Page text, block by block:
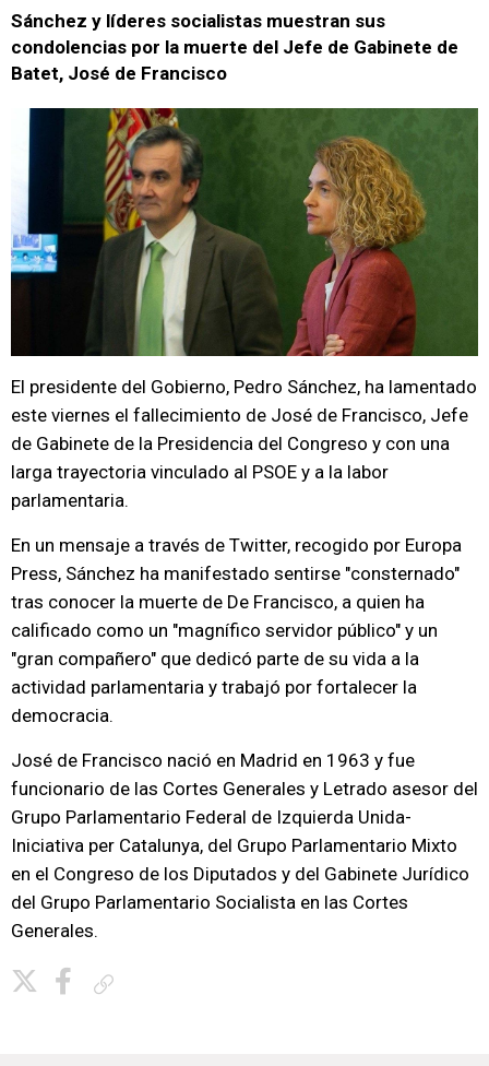
Sánchez y líderes socialistas muestran sus
condolencias por la muerte del Jefe de Gabinete de
Batet, José de Francisco
El presidente del Gobierno, Pedro Sánchez, ha lamentado
este viernes el fallecimiento de José de Francisco, Jefe
de Gabinete de la Presidencia del Congreso y con una
larga trayectoria vinculado al PSOE y a la labor
parlamentaria.
En un mensaje a través de Twitter, recogido por Europa
Press, Sánchez ha manifestado sentirse "consternado"
tras conocer la muerte de De Francisco, a quien ha
calificado como un "magnífico servidor público" y un
"gran compañero" que dedicó parte de su vida a la
actividad parlamentaria y trabajó por fortalecer la
democracia.
José de Francisco nació en Madrid en 1963 y fue
funcionario de las Cortes Generales y Letrado asesor del
Grupo Parlamentario Federal de Izquierda Unida-
Iniciativa per Catalunya, del Grupo Parlamentario Mixto
en el Congreso de los Diputados y del Gabinete Jurídico
del Grupo Parlamentario Socialista en las Cortes
Generales.